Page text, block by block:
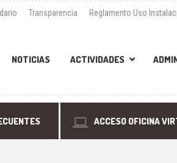
Transparencia Reglamento Uso
NOTICIAS ACTIVIDADES
ACCESO OFICINA